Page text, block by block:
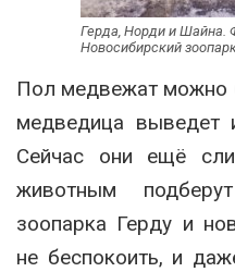
Герда, Норди и Шайна.
Новосибирский
Пол медвежат можно
медведица выведет
Сейчас они ещё
животным
зоопарка Герду и
не беспокоить, и